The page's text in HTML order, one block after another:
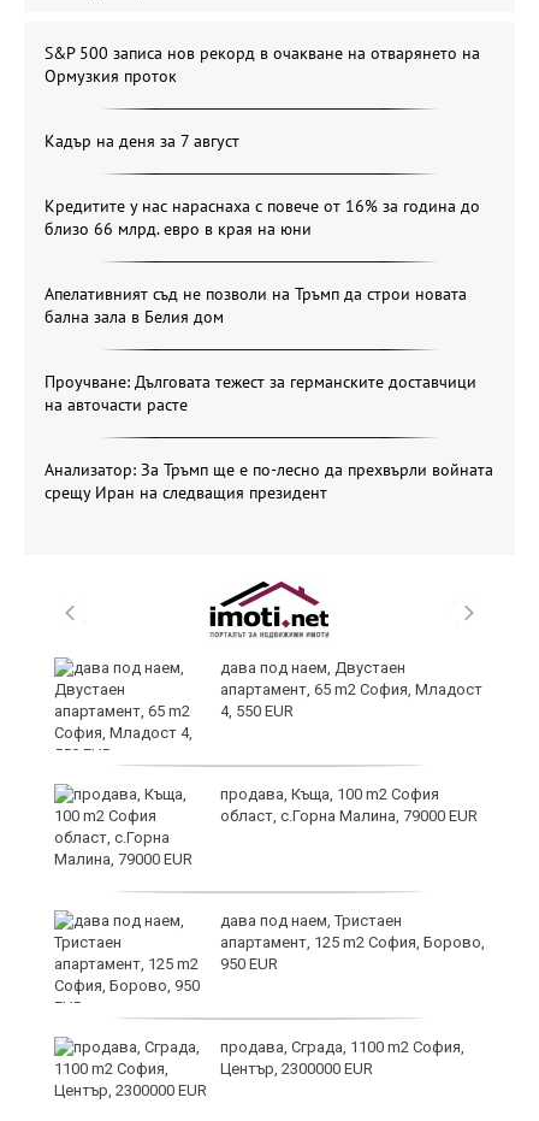
S&P 500 записа нов рекорд в очакване на отварянето на
Ормузкия проток
Кадър на деня за 7 август
Кредитите у нас нараснаха с повече от 16% за година до
близо 66 млрд. евро в края на юни
Апелативният съд не позволи на Тръмп да строи новата
бална зала в Белия дом
Проучване: Дълговата тежест за германските доставчици
на авточасти расте
Анализатор: За Тръмп ще е по-лесно да прехвърли войната
срещу Иран на следващия президент
дава под наем, Двустаен
апартамент, 65 m2 София, Младост
4, 550 EUR
продава, Къща, 100 m2 София
област, с.Горна Малина, 79000 EUR
дава под наем, Тристаен
апартамент, 125 m2 София, Борово,
950 EUR
продава, Сграда, 1100 m2 София,
Център, 2300000 EUR